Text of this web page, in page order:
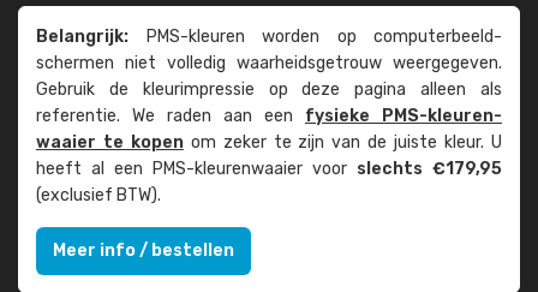
Belangrijk: PMS-kleuren worden op computer­beeld­
schermen niet volledig waarheids­­getrouw weer­gegeven.
Gebruik de kleur­impressie op deze pagina alleen als
referentie. We raden aan een fysieke PMS-kleuren­
waaier te kopenom zeker te zijn van de juiste kleur. U
heeft al een PMS-kleuren­waaier voor slechts €179,95
(exclusief BTW).
Meer info / bestellen